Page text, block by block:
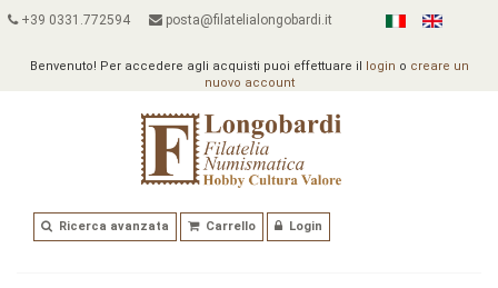
+39 0331.772594 posta@filatelialongobardi.it
Benvenuto! Per accedere agli acquisti puoi effettuare il login o creare un
nuovo account
Ricerca avanzata Carrello Login